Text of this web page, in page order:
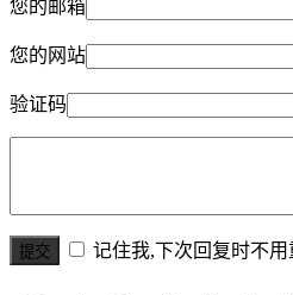
您的邮箱
您的网站
验证码
记住我,下次回复时不